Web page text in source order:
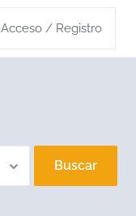
Acceso / Registro
Buscar